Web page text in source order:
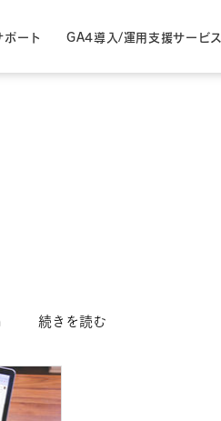
ート GA4導入/運用支援サービス
続きを読む